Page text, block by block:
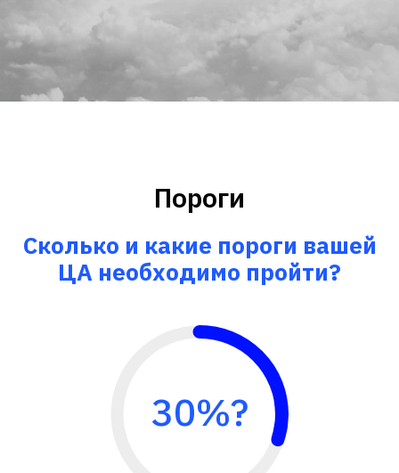
Пороги
Сколько и какие пороги вашей
ЦА необходимо пройти?
30%?
Не найдем ошибки — вернём деньги!
ПРОДУКТА
ИЛИ УСЛУГИ
ЗА 48 ЧАСОВ!